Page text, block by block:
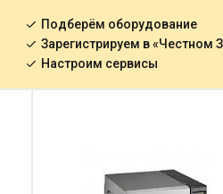
Подберём оборудование
Зарегистрируем в «Честном
Настроим сервисы